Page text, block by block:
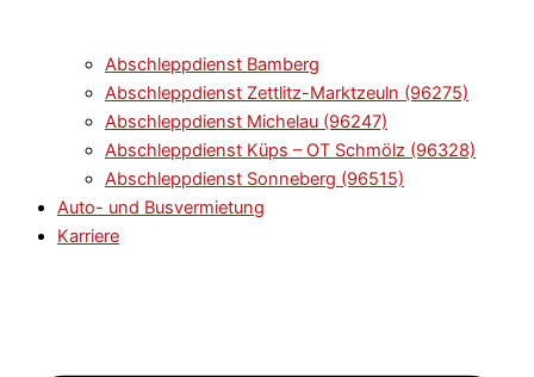
Abschleppdienst Bamberg
Abschleppdienst Zettlitz-Marktzeuln (96275)
Abschleppdienst Michelau (96247)
Abschleppdienst Küps – OT Schmölz (96328)
Abschleppdienst Sonneberg (96515)
Auto- und Busvermietung
Karriere